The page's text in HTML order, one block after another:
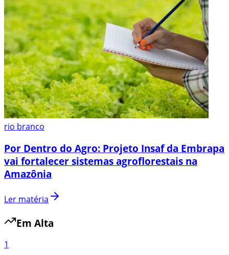
rio branco
Por Dentro do Agro: Projeto Insaf da Embrapa
vai fortalecer sistemas agroflorestais na
Amazônia
Ler matéria
Em Alta
1